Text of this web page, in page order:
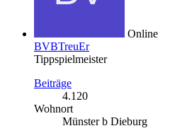
Online
BVBTreuEr
Tippspielmeister
Beiträge
4.120
Wohnort
Münster b Dieburg